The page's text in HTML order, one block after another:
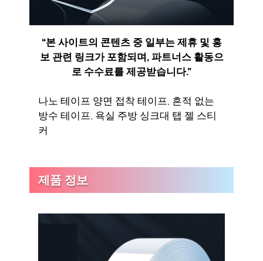
“본 사이트의 콘텐츠 중 일부는 제휴 및 홍
보 관련 링크가 포함되며, 파트너스 활동으
로 수수료를 제공받습니다.”
나노 테이프 양면 접착 테이프, 흔적 없는
방수 테이프, 욕실 주방 싱크대 탭 젤 스티
커
제품 정보